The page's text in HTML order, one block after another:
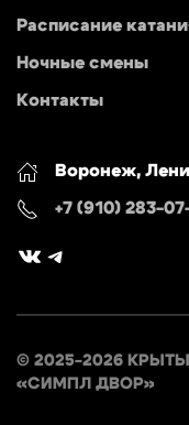
Расписание
Ночные смены
Контакты
Воронеж,
+7 (910) 283-
ВКонтакте
Telegram
© 2025-2026
«СИМПЛ ДВОР»